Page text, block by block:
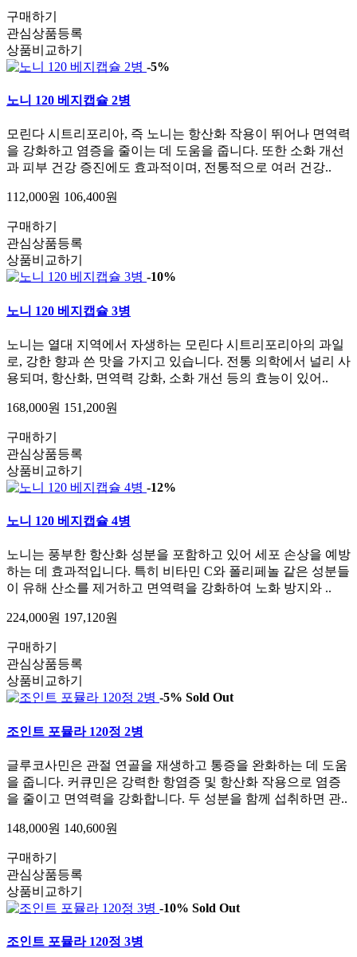
구매하기
관심상품등록
상품비교하기
-5%
노니 120 베지캡슐 2병
모린다 시트리포리아, 즉 노니는 항산화 작용이 뛰어나 면역력
을 강화하고 염증을 줄이는 데 도움을 줍니다. 또한 소화 개선
과 피부 건강 증진에도 효과적이며, 전통적으로 여러 건강..
112,000원 106,400원
구매하기
관심상품등록
상품비교하기
-10%
노니 120 베지캡슐 3병
노니는 열대 지역에서 자생하는 모린다 시트리포리아의 과일
로, 강한 향과 쓴 맛을 가지고 있습니다. 전통 의학에서 널리 사
용되며, 항산화, 면역력 강화, 소화 개선 등의 효능이 있어..
168,000원 151,200원
구매하기
관심상품등록
상품비교하기
-12%
노니 120 베지캡슐 4병
노니는 풍부한 항산화 성분을 포함하고 있어 세포 손상을 예방
하는 데 효과적입니다. 특히 비타민 C와 폴리페놀 같은 성분들
이 유해 산소를 제거하고 면역력을 강화하여 노화 방지와 ..
224,000원 197,120원
구매하기
관심상품등록
상품비교하기
-5% Sold Out
조인트 포뮬라 120정 2병
글루코사민은 관절 연골을 재생하고 통증을 완화하는 데 도움
을 줍니다. 커큐민은 강력한 항염증 및 항산화 작용으로 염증
을 줄이고 면역력을 강화합니다. 두 성분을 함께 섭취하면 관..
148,000원 140,600원
구매하기
관심상품등록
상품비교하기
-10% Sold Out
조인트 포뮬라 120정 3병